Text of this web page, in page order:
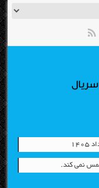
نمي كند.